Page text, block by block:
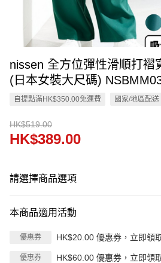
nissen 全方位彈性滑順打褶
(日本女裝大尺碼)
自提點滿HK$350.00免運費 國家/地區配送
HK$519.00
HK$389.00
請選擇商品選項
本商品適用活動
優惠券 HK$20.00 優惠券，立即領
優惠券 HK$60.00 優惠券，立即領